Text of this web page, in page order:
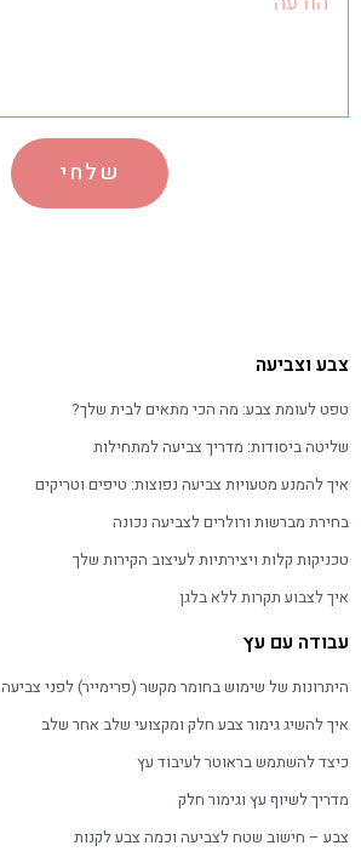
שלחי
צבע וצביעה
טפט לעומת צבע: מה הכי מתאים לבית שלך?
שליטה ביסודות: מדריך צביעה למתחילות
איך להמנע מטעויות צביעה נפוצות: טיפים וטריקים
בחירת מברשות ורולרים לצביעה נכונה
טכניקות קלות ויצירתיות לעיצוב הקירות שלך
איך לצבוע תקרות ללא בלגן
עבודה עם עץ
היתרונות של שימוש בחומר מקשר (פרימייר) לפני צביעה
איך להשיג גימור צבע חלק ומקצועי שלב אחר שלב
כיצד להשתמש בראוטר לעיבוד עץ
מדריך לשיוף עץ וגימור חלק
צבע – חישוב שטח לצביעה וכמה צבע לקנות